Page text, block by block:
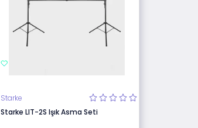
Starke
Starke LIT-2S Işık Asma Seti